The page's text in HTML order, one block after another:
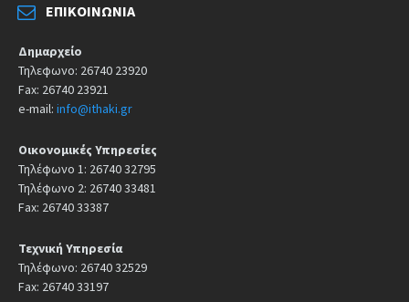
ΕΠΙΚΟΙΝΩΝΊΑ
Δημαρχείο
Τηλεφωνο: 26740 23920
Fax: 26740 23921
e-mail: info@ithaki.gr
Οικονομικές Υπηρεσίες
Τηλέφωνο 1: 26740 32795
Τηλέφωνο 2: 26740 33481
Fax: 26740 33387
Τεχνική Υπηρεσία
Τηλέφωνο: 26740 32529
Fax: 26740 33197